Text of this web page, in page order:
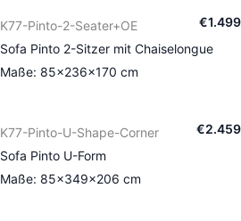
K77-Pinto-2-Seater+OE €1.499
Sofa Pinto 2-Sitzer mit Chaiselongue
Maße: 85×236×170 cm
K77-Pinto-U-Shape-Corner €2.459
Sofa Pinto U-Form
Maße: 85×349×206 cm